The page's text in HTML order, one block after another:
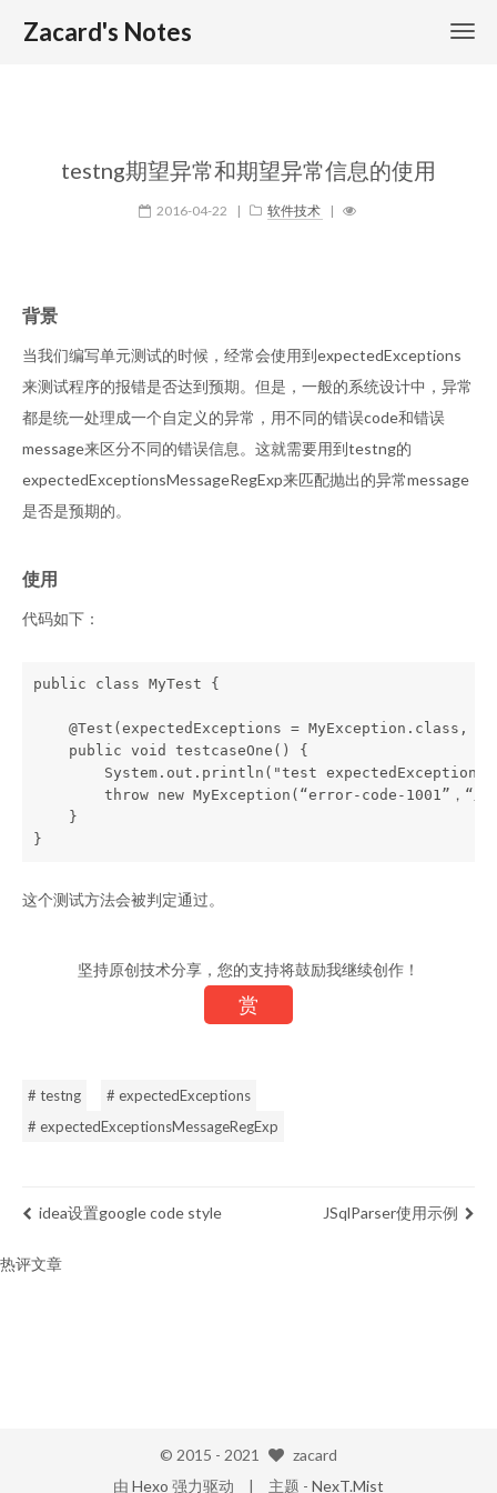
Zacard's Notes
testng期望异常和期望异常信息的使用
2016-04-22 | 软件技术 |
背景
当我们编写单元测试的时候，经常会使用到expectedExceptions
来测试程序的报错是否达到预期。但是，一般的系统设计中，异常
都是统一处理成一个自定义的异常，用不同的错误code和错误
message来区分不同的错误信息。这就需要用到testng的
expectedExceptionsMessageRegExp来匹配抛出的异常message
是否是预期的。
使用
代码如下：
public class MyTest {
@Test(expectedExceptions = MyException.class,
    public void testcaseOne() {
System.out.println("test
throw new MyException(“error-code-1001”，“系
    }
这个测试方法会被判定通过。
坚持原创技术分享，您的支持将鼓励我继续创作！
赏
# testng
# expectedExceptions
# expectedExceptionsMessageRegExp
idea设置google code style JSqlParser使用示例
热评文章
© 2015 - 2021
zacard
由 Hexo 强力驱动 主题 - NexT.Mist